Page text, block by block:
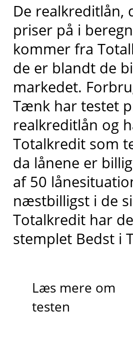
De realkreditlån,
priser på i
kommer fra
de er blandt de
markedet.
Tænk har testet
realkreditlån og
Totalkredit som
da lånene er
af 50
næstbilligsti de
Totalkredit har
stemplet Bedst i
Læs mere om
testen